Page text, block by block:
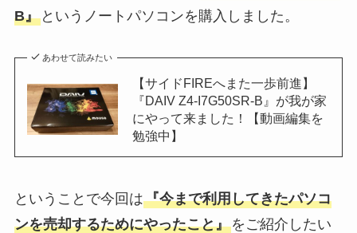
B』というノートパソコンを購入しました。
あわせて読みたい
【サイドFIREへまた一歩前進】
『DAIV Z4-I7G50SR-B』が我が家
にやって来ました！【動画編集を
勉強中】
ということで今回は『今まで利用してきたパソコ
ンを売却するためにやったこと』をご紹介したい